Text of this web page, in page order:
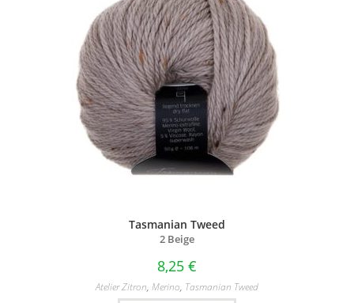
Tasmanian Tweed
2 Beige
8,25 €
Atelier Zitron, Merino, Tasmanian Tweed